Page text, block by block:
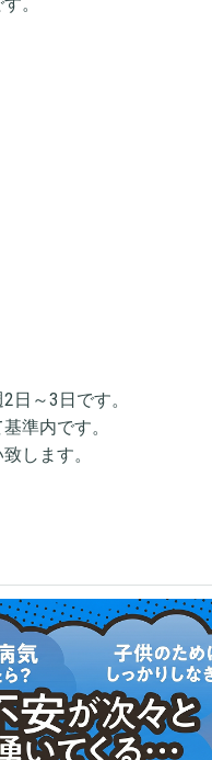
。
日～3日です。
準内です。
します。